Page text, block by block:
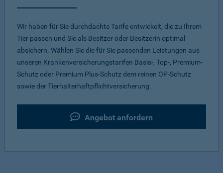
Wir haben für Sie durchdachte Tarife entwickelt, die zu Ihrem
Tier passen und Sie als Besitzer oder Besitzerin optimal
absichern. Wählen Sie die für Sie passenden Leistungen aus
unseren Krankenversicherungstarifen Basis-, Top-, Premium-
Schutz oder Premium Plus-Schutz dem reinen OP-Schutz
sowie der Tierhalterhaftpflichtversicherung.
Angebot anfordern